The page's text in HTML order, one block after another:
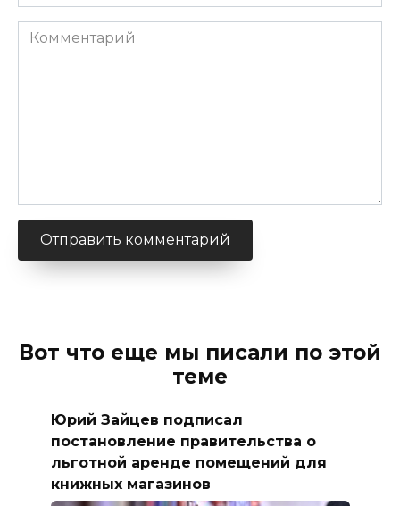
Комментарий
Вот что еще мы писали по этой
теме
Юрий Зайцев подписал
постановление правительства о
льготной аренде помещений для
книжных магазинов